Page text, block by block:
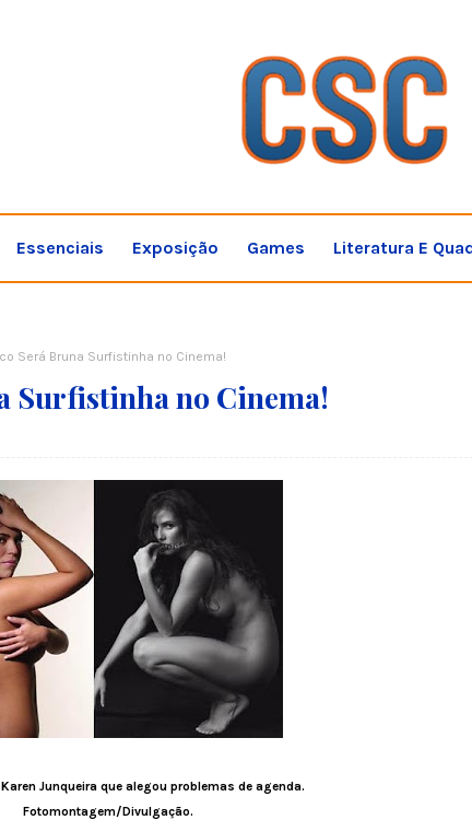
Essenciais Exposição Games Literatura E
Será Bruna Surfistinha no Cinema!
Surfistinha no Cinema!
Junqueira que alegou problemas de agenda.
Fotomontagem/Divulgação.